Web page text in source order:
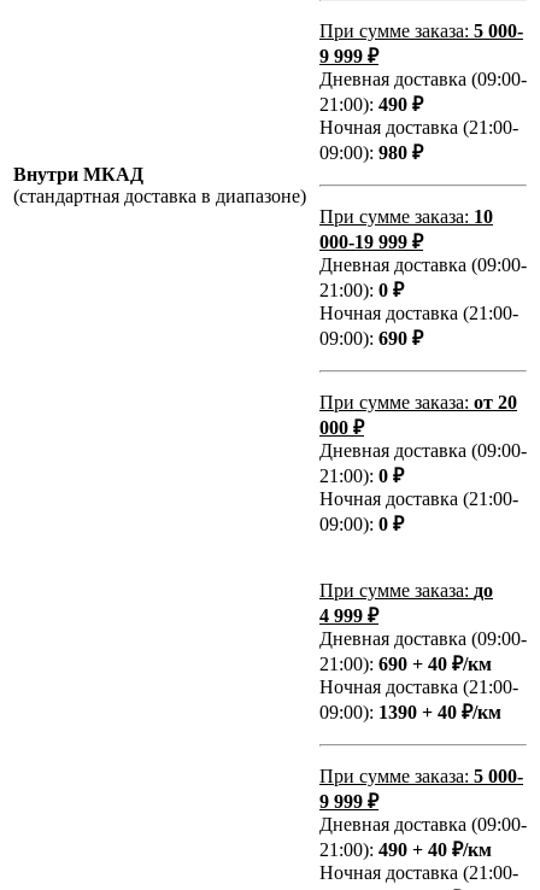
Внутри МКАД
(стандартная доставка в диапазоне)
При сумме заказа: 5 000-
9 999 ₽
Дневная доставка (09:00-
21:00): 490 ₽
Ночная доставка (21:00-
09:00): 980 ₽
При сумме заказа: 10
000-19 999 ₽
Дневная доставка (09:00-
21:00): 0 ₽
Ночная доставка (21:00-
09:00): 690 ₽
При сумме заказа: от 20
000 ₽
Дневная доставка (09:00-
21:00): 0 ₽
Ночная доставка (21:00-
09:00): 0 ₽
При сумме заказа: до
4 999 ₽
Дневная доставка (09:00-
21:00): 690 + 40 ₽/км
Ночная доставка (21:00-
09:00): 1390 + 40 ₽/км
При сумме заказа: 5 000-
9 999 ₽
Дневная доставка (09:00-
21:00): 490 + 40 ₽/км
Ночная доставка (21:00-